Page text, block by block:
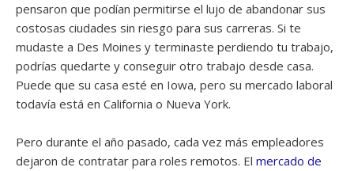
pensaron que podían permitirse el lujo de abandonar sus
costosas ciudades sin riesgo para sus carreras. Si te
mudaste a Des Moines y terminaste perdiendo tu trabajo,
podrías quedarte y conseguir otro trabajo desde casa.
Puede que su casa esté en Iowa, pero su mercado laboral
todavía está en California o Nueva York.
Pero durante el año pasado, cada vez más empleadores
dejaron de contratar para roles remotos. El mercado de